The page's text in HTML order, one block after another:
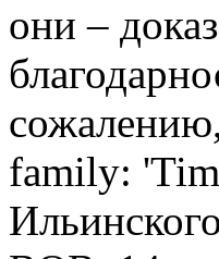
они –
family: